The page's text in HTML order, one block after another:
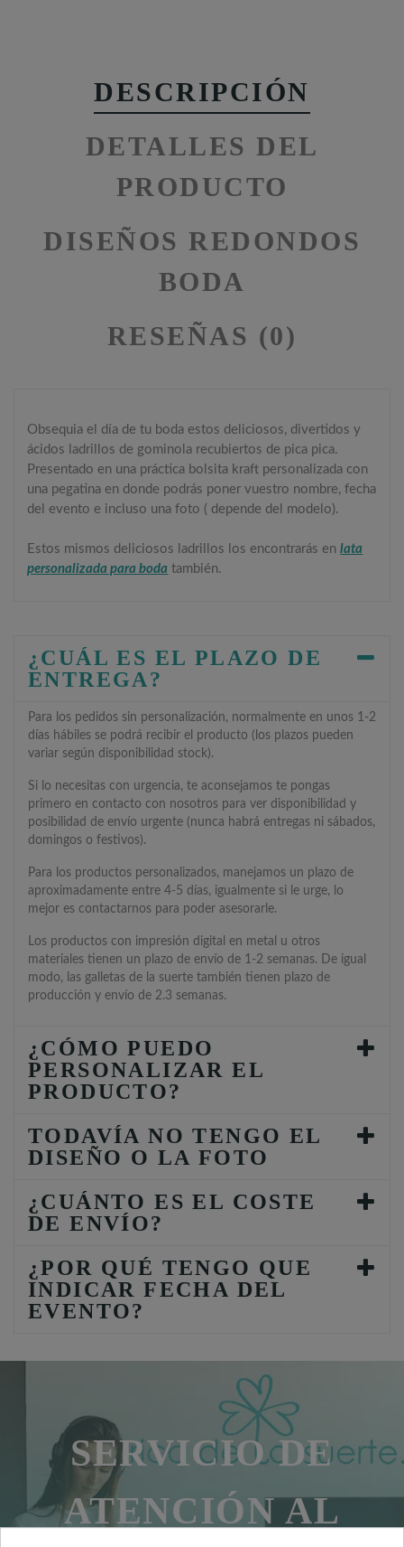
DESCRIPCIÓN
DETALLES DEL
PRODUCTO
DISEÑOS REDONDOS
BODA
RESEÑAS (0)
Obsequia el día de tu boda estos deliciosos, divertidos y
ácidos ladrillos de gominola recubiertos de pica pica.
Presentado en una práctica bolsita kraft personalizada con
una pegatina en donde podrás poner vuestro nombre, fecha
del evento e incluso una foto ( depende del modelo).
Estos mismos deliciosos ladrillos los encontrarás enlata
personalizada para boda también.
¿CUÁL ES EL PLAZO DE
ENTREGA?
Para los pedidos sin personalización, normalmente en unos 1-2
días hábiles se podrá recibir el producto (los plazos pueden
variar según disponibilidad stock).
Si lo necesitas con urgencia, te aconsejamos te pongas
primero en contacto con nosotros para ver disponibilidad y
posibilidad de envío urgente (nunca habrá entregas ni sábados,
domingos o festivos).
Para los productos personalizados, manejamos un plazo de
aproximadamente entre 4-5 días, igualmente si le urge, lo
mejor es contactarnos para poder asesorarle.
Los productos con impresión digital en metal u otros
materiales tienen un plazo de envío de 1-2 semanas. De igual
modo, las galletas de la suerte también tienen plazo de
producción y envío de 2.3 semanas.
¿CÓMO PUEDO
PERSONALIZAR EL
PRODUCTO?
TODAVÍA NO TENGO EL
DISEÑO O LA FOTO
¿CUÁNTO ES EL COSTE
DE ENVÍO?
¿POR QUÉ TENGO QUE
INDICAR FECHA DEL
EVENTO?
SERVICIO DE
ATENCIÓN AL